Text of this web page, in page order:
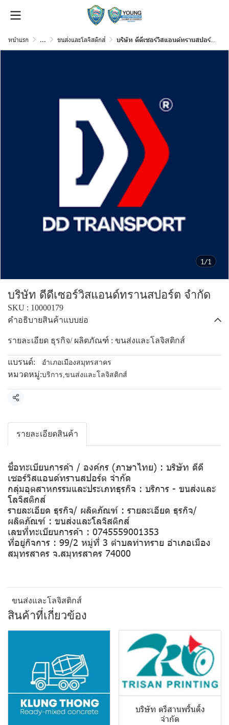
หน้าแรก ... ขนส่งและโลจิสติกส์ บริษัท ดีดีเซอร์วิสแอนด์ทรานสปอร์ต จำกัด
1/1
บริษัท ดีดีเซอร์วิสแอนด์ทรานสปอร์ต จำกัด
SKU : 10000179
คำอธิบายสินค้าแบบย่อ
รายละเอียด ธุรกิจ/ ผลิตภัณฑ์ : ขนส่งและโลจิสติกส์
แบรนด์: อำเภอเมืองสมุทรสาคร
หมวดหมู่:บริการ,ขนส่งและโลจิสติกส์
แชร์
รายละเอียดสินค้า
ชื่อทะเบียนการค้า / องค์กร (ภาษาไทย) : บริษัท ดีดี
เซอร์วิสแอนด์ทรานสปอร์ต จำกัด
กลุ่มอุตสาหกรรมและประเภทธุรกิจ : บริการ - ขนส่งและ
โลจิสติกส์
รายละเอียด ธุรกิจ/ ผลิตภัณฑ์ : รายละเอียด ธุรกิจ/
ผลิตภัณฑ์ : ขนส่งและโลจิสติกส์
เลขที่ทะเบียนการค้า : 0745559001353
ที่อยู่กิจการ : 99/2 หมู่ที่ 3 ตำบลท่าทราย อำเภอเมือง
สมุทรสาคร จ.สมุทรสาคร 74000
ขนส่งและโลจิสติกส์
สินค้าที่เกี่ยวข้อง
บริษัท ตรีสานพริ้นติ้ง
จำกัด